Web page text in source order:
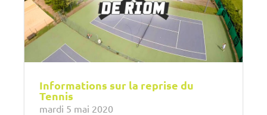
Informations sur la reprise du
Tennis
mardi 5 mai 2020